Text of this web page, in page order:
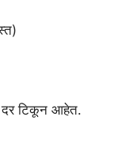
दर टिकून आहेत.